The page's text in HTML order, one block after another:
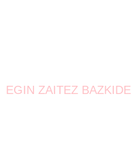
EGIN ZAITEZ BAZKIDE